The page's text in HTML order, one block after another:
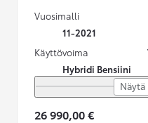
Vuosimalli
11-2021
Käyttövoima
Hybridi Bensiini
Näytä
26 990,00 €